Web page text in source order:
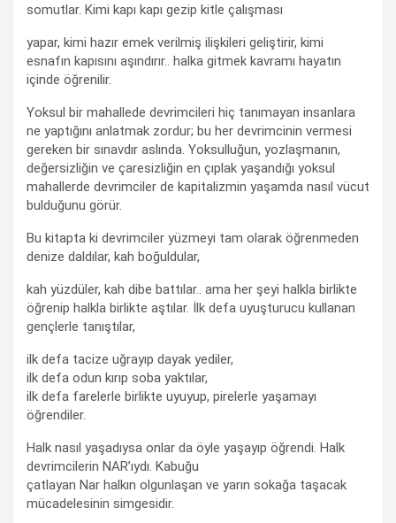
somutlar. Kimi kapı kapı gezip kitle çalışması
yapar, kimi hazır emek verilmiş ilişkileri geliştirir, kimi
esnafın kapısını aşındırır.. halka gitmek kavramı hayatın
içinde öğrenilir.
Yoksul bir mahallede devrimcileri hiç tanımayan insanlara
ne yaptığını anlatmak zordur; bu her devrimcinin vermesi
gereken bir sınavdır aslında. Yoksulluğun, yozlaşmanın,
değersizliğin ve çaresizliğin en çıplak yaşandığı yoksul
mahallerde devrimciler de kapitalizmin yaşamda nasıl vücut
bulduğunu görür.
Bu kitapta ki devrimciler yüzmeyi tam olarak öğrenmeden
denize daldılar, kah boğuldular,
kah yüzdüler, kah dibe battılar.. ama her şeyi halkla birlikte
öğrenip halkla birlikte aştılar. İlk defa uyuşturucu kullanan
gençlerle tanıştılar,
ilk defa tacize uğrayıp dayak yediler,
ilk defa odun kırıp soba yaktılar,
ilk defa farelerle birlikte uyuyup, pirelerle yaşamayı
öğrendiler.
Halk nasıl yaşadıysa onlar da öyle yaşayıp öğrendi. Halk
devrimcilerin NAR’ıydı. Kabuğu
çatlayan Nar halkın olgunlaşan ve yarın sokağa taşacak
mücadelesinin simgesidir.